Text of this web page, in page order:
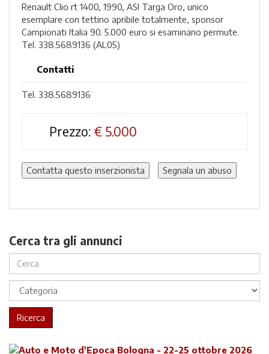
Renault Clio rt 1400, 1990, ASI Targa Oro, unico
esemplare con tettino apribile totalmente, sponsor
Campionati Italia 90. 5.000 euro si esaminano permute.
Tel. 338.5689136 (AL05)
Contatti
Tel. 338.5689136
Prezzo: € 5.000
Contatta questo inserzionista Segnala un abuso
Cerca tra gli annunci
Ricerca